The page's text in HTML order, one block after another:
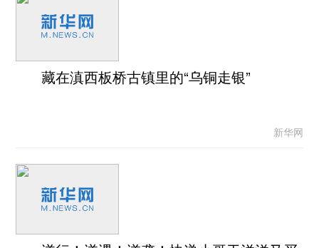
藏在滇西板桥古镇里的“乌铜走银”
新华网